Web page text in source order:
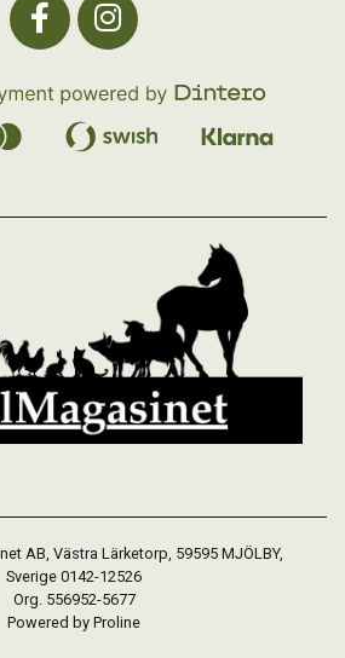
AB, Västra Lärketorp, 59595 MJÖLBY,
Sverige 0142-12526
Org. 556952-5677
Powered by Proline